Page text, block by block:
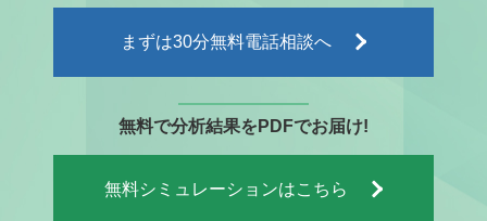
まずは30分無料電話相談へ
無料で分析結果をPDFでお届け!
無料シミュレーションはこちら